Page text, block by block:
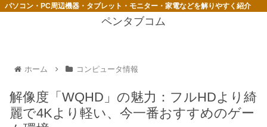
パソコン・PC周辺機器・タブレット・モニター・家電などを解りやすく紹介
ペンタブコム
ホーム コンピュータ情報
解像度「WQHD」の魅力：フルHDより綺
麗で4Kより軽い、今一番おすすめのゲー